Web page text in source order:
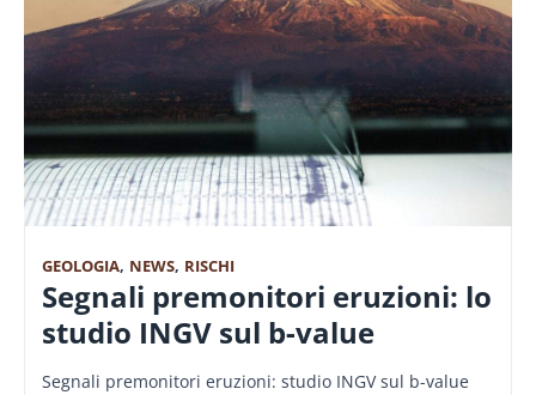
GEOLOGIA, NEWS, RISCHI
Segnali premonitori eruzioni: lo
studio INGV sul b-value
Segnali premonitori eruzioni: studio INGV sul b-value